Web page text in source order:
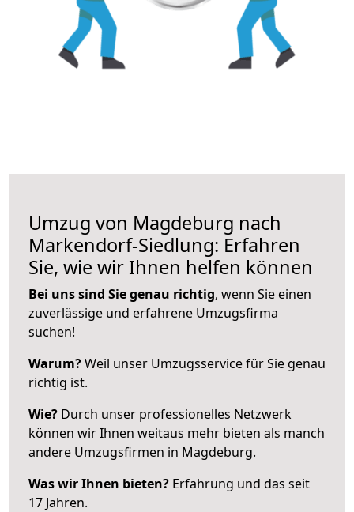
Umzug von Magdeburg nach
Markendorf-Siedlung: Erfahren
Sie, wie wir Ihnen helfen können
Bei uns sind Sie genau richtig, wenn Sie einen
zuverlässige und erfahrene Umzugsfirma
suchen!
Warum?Weil unser Umzugsservice für Sie genau
richtig ist.
Wie? Durch unser professionelles Netzwerk
können wir Ihnen weitaus mehr bieten als manch
andere Umzugsfirmen in Magdeburg.
Was wir Ihnen bieten? Erfahrung und das seit
17 Jahren.